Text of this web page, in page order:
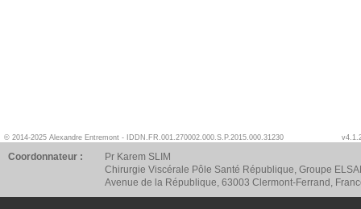
© 2014-2025 Alexandre Entremont - IDDN.FR.001.270002.000.S.P.2015.000.31230
Coordonnateur :
Pr Karem SLIM
Chirurgie Viscérale Pôle Santé République, Groupe
Avenue de la République, 63003 Clermont-Ferrand,